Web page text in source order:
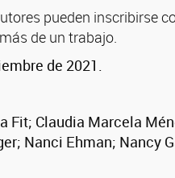
pueden inscribirse
de un trabajo.
de 2021.
Fit; Claudia Marcela
Nanci Ehman; Nancy